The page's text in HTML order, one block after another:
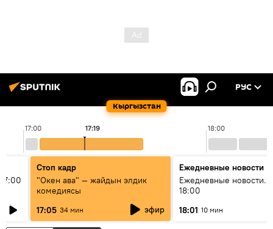
Кыргызстан
РУС
17:00 18:00
17:19
Стоп кадр
"Окен ава" — жайдын элдик
комедиясы
17:05 34 мин эфир
Ежедневные новости
Ежедневные новости.
18:00
18:01 10 мин